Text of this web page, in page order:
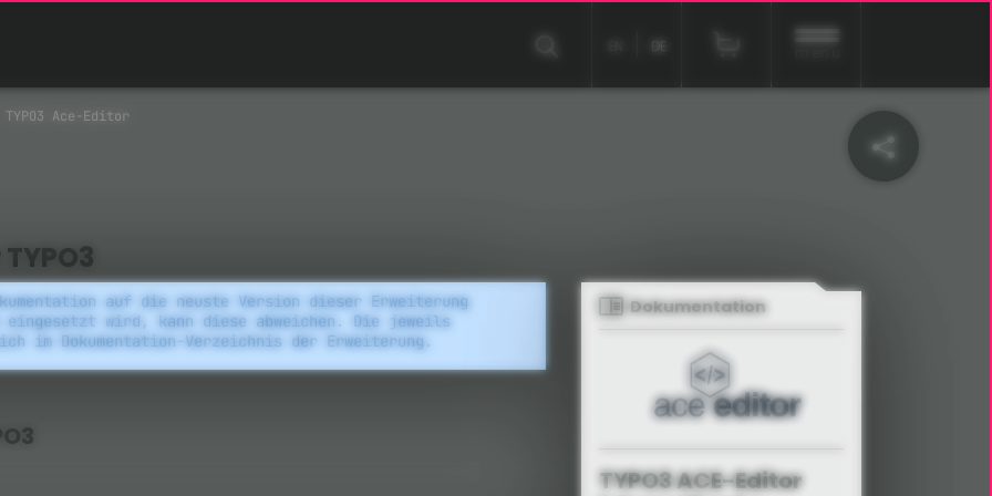
DE
TYPO3 Ace-Editor
auf die neuste Version dieser Erweiterung
wird, kann diese abweichen. Die jeweils
im Dokumentation-Verzeichnis der Erweiterung.
Dokumentation
TYPO3 ACE-Editor